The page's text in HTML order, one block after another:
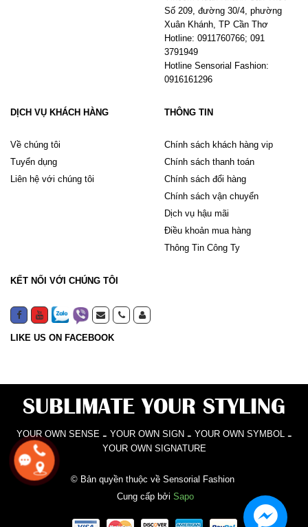
Số 209, đường 30/4, phường
Xuân Khánh, TP Cần Thơ
Hotline: 0911760766; 091
3791949
Hotline Sensorial Fashion:
0916161296
DỊCH VỤ KHÁCH HÀNG
Về chúng tôi
Tuyển dụng
Liên hệ với chúng tôi
THÔNG TIN
Chính sách khách hàng vip
Chính sách thanh toán
Chính sách đổi hàng
Chính sách vận chuyển
Dịch vụ hậu mãi
Điều khoản mua hàng
Thông Tin Công Ty
KẾT NỐI VỚI CHÚNG TÔI
LIKE US ON FACEBOOK
SUBLIMATE YOUR STYLING
YOUR OWN SENSE - YOUR OWN SIGN - YOUR OWN SYMBOL -
YOUR OWN SIGNATURE
© Bản quyền thuộc về Sensorial Fashion
Cung cấp bởi Sapo